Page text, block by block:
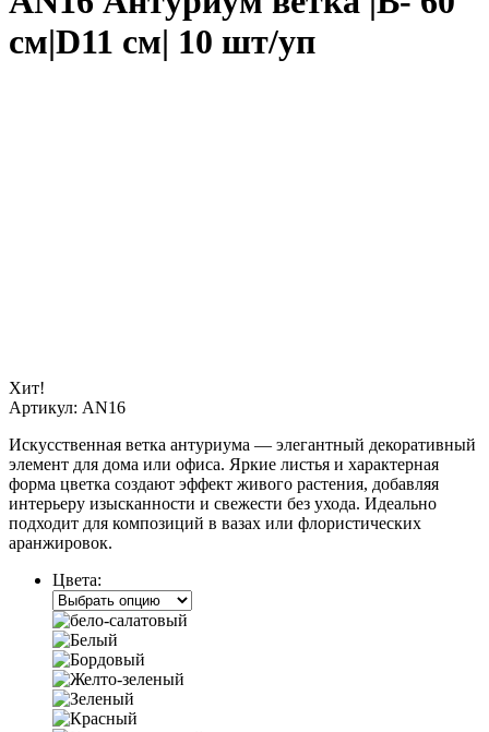
см|D11 см| 10 шт/уп
Хит!
Артикул: AN16
Искусственная ветка антуриума — элегантный декоративный
элемент для дома или офиса. Яркие листья и характерная
форма цветка создают эффект живого растения, добавляя
интерьеру изысканности и свежести без ухода. Идеально
подходит для композиций в вазах или флористических
аранжировок.
Цвета: